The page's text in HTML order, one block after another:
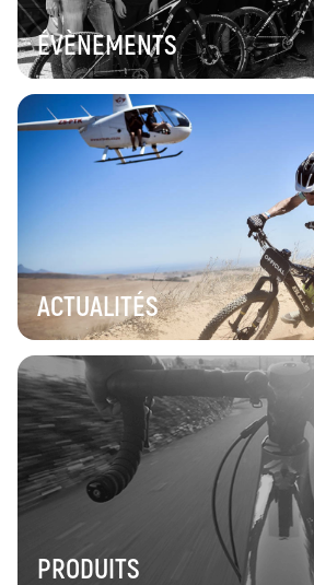
ÉVÈNEMENTS
ACTUALITÉS
PRODUITS